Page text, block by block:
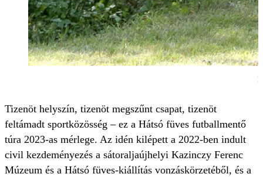
Tizenöt helyszín, tizenöt megszűnt csapat, tizenöt
feltámadt sportközösség – ez a Hátsó füves futballmentő
túra 2023-as mérlege. Az idén kilépett a 2022-ben indult
civil kezdeményezés a sátoraljaújhelyi Kazinczy Ferenc
Múzeum és a Hátsó füves-kiállítás vonzáskörzetéből, és a